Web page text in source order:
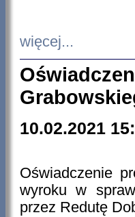
więcej...
10.02.2021
Oświadczenie
wyroku w
przez Redutę